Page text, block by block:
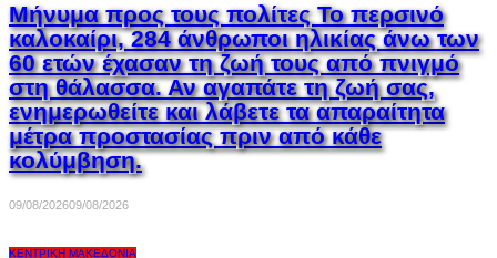
Μήνυμα προς τους πολίτες Το περσινό
καλοκαίρι, 284 άνθρωποι ηλικίας άνω των
60 ετών έχασαν τη ζωή τους από πνιγμό
στη θάλασσα. Αν αγαπάτε τη ζωή σας,
ενημερωθείτε και λάβετε τα απαραίτητα
μέτρα προστασίας πριν από κάθε
κολύμβηση.
09/08/202609/08/2026
ΚΕΝΤΡΙΚΉ ΜΑΚΕΔΟΝΊΑ